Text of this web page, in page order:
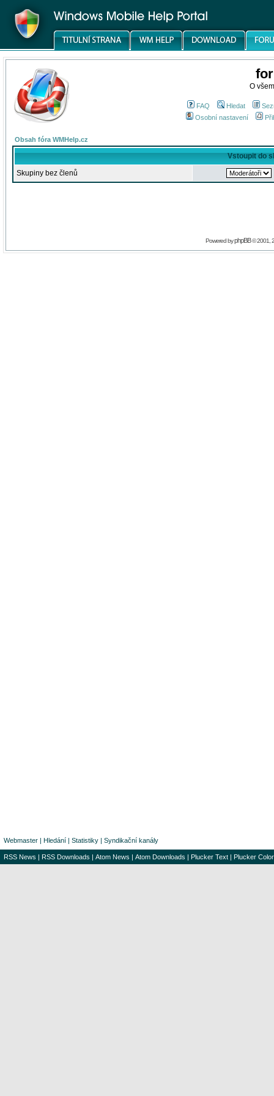
O
FAQ Hledat
Osobní nastavení
Obsah fóra WMHelp.cz
Vstoupit do
Skupiny bez členů
Powered byphpBB© 2001,
Webmaster | Hledání | Statistiky | Syndikační kanály
RSS News | RSS Downloads | Atom News | Atom Downloads | Plucker Text | Plucker Color